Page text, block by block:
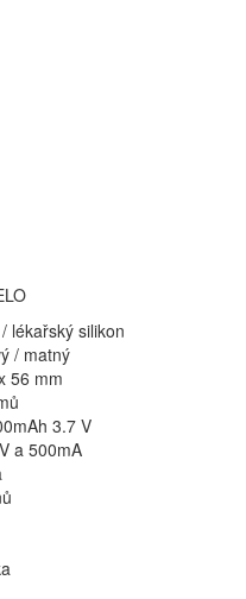
lékařský silikon
/ matný
56 mm
3.7 V
a 500mA